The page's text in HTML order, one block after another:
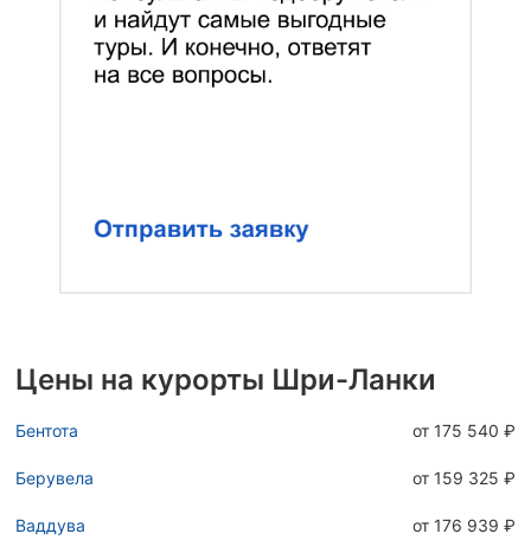
Цены на курорты Шри-Ланки
Бентота от 175 540 ₽
Берувела от 159 325 ₽
Ваддува от 176 939 ₽